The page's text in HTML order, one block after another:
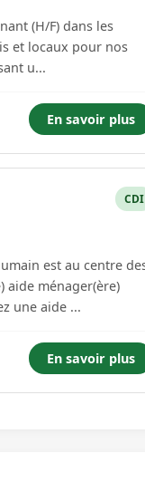
(H/F) dans les
et locaux pour nos
u...
En savoir plus
CDI
aide ménager(ère)
AUTONOMIE Vous apportez une aide ...
En savoir plus